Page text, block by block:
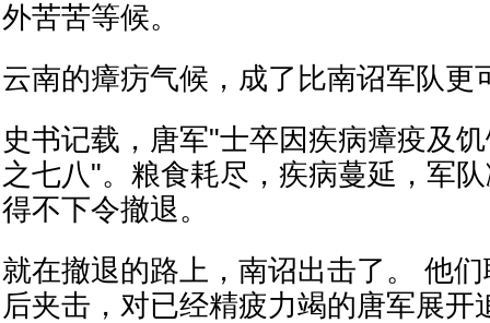
外苦苦等候。
云南的瘴疠气候，成了比南诏军队更
史书记载，唐军"士卒因疾病瘴疫及
之七八"。粮食耗尽，疾病蔓延，军
得不下令撤退。
就在撤退的路上，南诏出击了。 他
后夹击，对已经精疲力竭的唐军展开